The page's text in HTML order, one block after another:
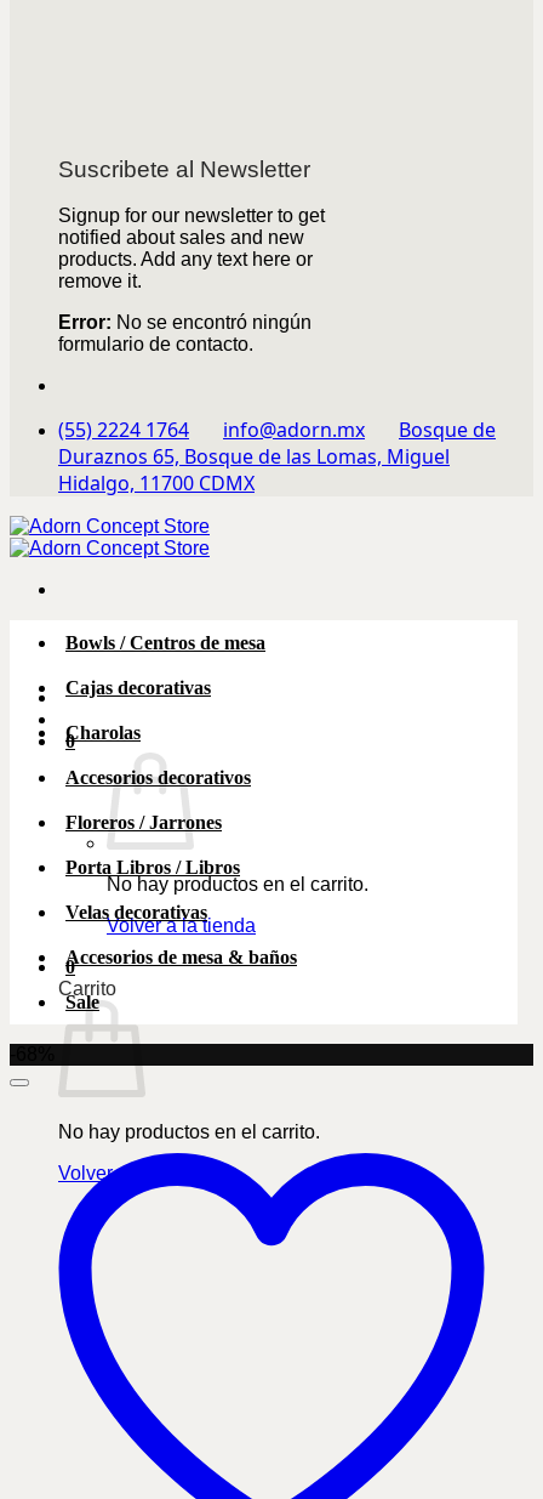
Suscribete al Newsletter
Signup for our newsletter to get
notified about sales and new
products. Add any text here or
remove it.
Error: No se encontró ningún
formulario de contacto.
(55) 2224 1764 info@adorn.mx
Bosque de
Duraznos 65, Bosque de las Lomas, Miguel
Hidalgo, 11700 CDMX
0
No hay productos en el carrito.
Volver a la tienda
0
Carrito
No hay productos en el carrito.
Volver a la tienda
Bowls / Centros de mesa
Cajas decorativas
Charolas
Accesorios decorativos
Floreros / Jarrones
Porta Libros / Libros
Velas decorativas
Accesorios de mesa & baños
Sale